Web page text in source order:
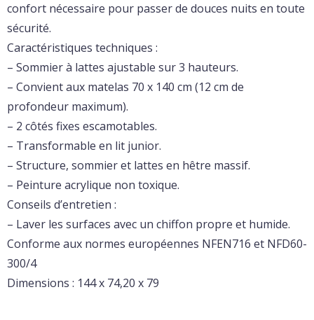
confort nécessaire pour passer de douces nuits en toute
sécurité.
Caractéristiques techniques :
– Sommier à lattes ajustable sur 3 hauteurs.
– Convient aux matelas 70 x 140 cm (12 cm de
profondeur maximum).
– 2 côtés fixes escamotables.
– Transformable en lit junior.
– Structure, sommier et lattes en hêtre massif.
– Peinture acrylique non toxique.
Conseils d’entretien :
– Laver les surfaces avec un chiffon propre et humide.
Conforme aux normes européennes NFEN716 et NFD60-
300/4
Dimensions : 144 x 74,20 x 79